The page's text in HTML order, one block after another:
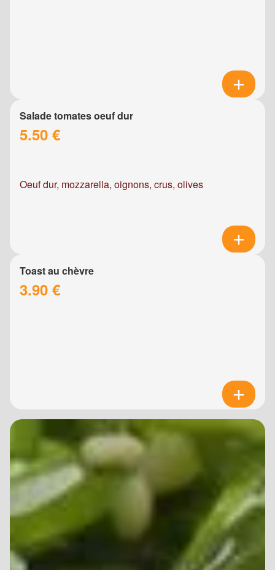
Salade tomates oeuf dur
5.50 €
Oeuf dur, mozzarella, oignons, crus, olives
Toast au chèvre
3.90 €